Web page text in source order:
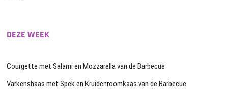
DEZE WEEK
Courgette met Salami en Mozzarella van de Barbecue
Varkenshaas met Spek en Kruidenroomkaas van de Barbecue